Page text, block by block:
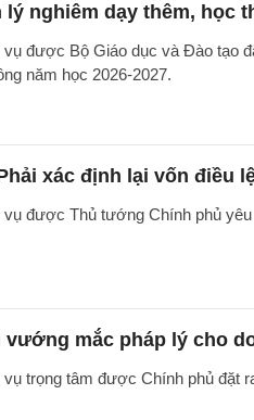
nghiêm dạy thêm, học
được Bộ Giáo dục và Đào tạo
năm học 2026-2027.
xác định lại vốn điều
được Thủ tướng Chính phủ
mắc pháp lý cho
trọng tâm được Chính phủ đặt